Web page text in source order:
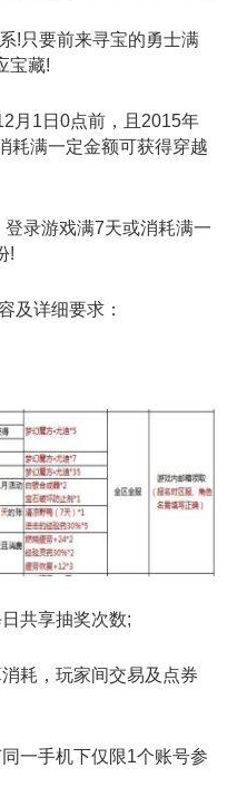
只要前来寻宝的勇士满
宝藏!
1日0点前，且2015年
耗满一定金额可获得穿越
录游戏满7天或消耗满一
!
详细要求：
共享抽奖次数;
耗，玩家间交易及点券
手机下仅限1个账号参